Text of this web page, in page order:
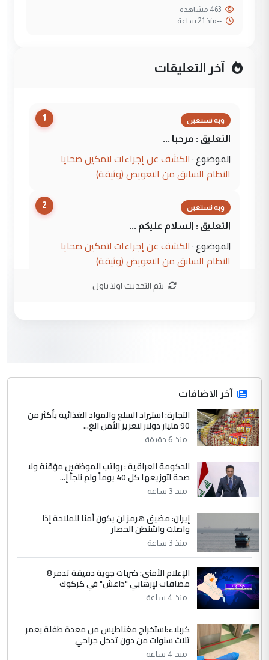
--منذ 21 ساعة
آخر التعليقات
1 وبه نستعين
التعليق : مرحبا ...
الموضوع : الكشف عن إجراءات لتمكين ضحايا
النظام السابق من التعويض (وثيقة)
2 وبه نستعين
التعليق : السلام عليكم ...
الموضوع : الكشف عن إجراءات لتمكين ضحايا
النظام السابق من التعويض (وثيقة)
محمد حسين عبد الكريم حسين
صلاح مهدي حسن
التعليق : صلاح مهدي حسن ...
الموضوع :
هيئة الحج تصدر قرارا يخص "لم الشمل"
وتعديل استمارة قرعة الحج
صلاح مهدي حسن
التعليق : صلاح مهدي حسن ...
هيئة الحج تصدر قرارا يخص "لم الشمل"
وتعديل استمارة قرعة الحج
يتم التحديث اولا باول
آخر الاضافات
التجارة: استيراد السلع والمواد الغذائية بأكثر من
90 مليار دولار لتعزيز الأمن الغ...
منذ 6 دقيقة
الحكومة العراقية : رواتب الموظفين مؤمّنة ولا
صحة لتوزيعها كل 40 يوماً ولم نلجأ إ...
منذ 3 ساعة
إيران: مضيق هرمز لن يكون آمنا للملاحة إذا
واصلت واشنطن الحصار
منذ 3 ساعة
الإعلام الأمني: ضربات جوية دقيقة تدمر 8
مضافات لإرهابي "داعش" في كركوك
منذ 4 ساعة
كربلاء:استخراج مغناطيس من معدة طفلة بعمر
ثلاث سنوات من دون تدخل جراحي
منذ 4 ساعة